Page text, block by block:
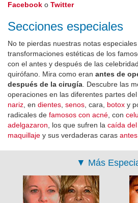
Facebook o Twitter
Secciones especiales
No te pierdas nuestras notas
transformaciones estéticas de los
con el antes y después de las
quirófano. Mira como eran antes de
después de la cirugía . Descubre las
operaciones en las diferentes partes del
nariz , en dientes senos , cara, botox y
radicales de famosos con acné , con
adelgazaron , los que sufren la caída
maquillaje y sus verdaderas caras
▼ Más